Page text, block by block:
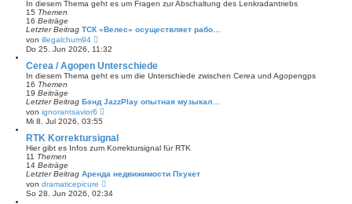
at
r
B
i
r
a
In diesem Thema geht es um Fragen zur Abschaltung des Lenkradantriebs
15 Themen
16 Beiträge
Letzter Beitrag ТСК «Велес» осуществляет рабо…
von illegalchum94
e
u
e
s
t
B
e
i
r
a
Do 25. Jun 2026, 11:32
Cerea / Agopen Unterschiede
In diesem Thema geht es um die Unterschiede zwischen Cerea und Agopengps
16 Themen
19 Beiträge
Letzter Beitrag Бэнд JazzPlay опытная музыкал…
von ignorantsavior6
e
s
t
B
e
i
Mi 8. Jul 2026, 03:55
RTK Korrektursignal
Hier gibt es Infos zum Korrektursignal für RTK
11 Themen
14 Beiträge
Letzter Beitrag Аренда недвижимости Пхукет
von dramaticepicure
e
u
So 28. Jun 2026, 02:34